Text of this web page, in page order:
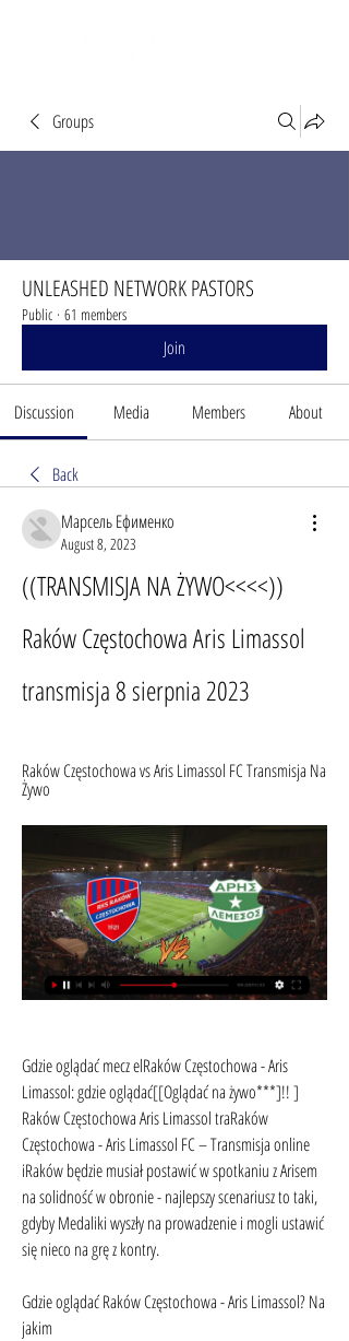
Groups
UNLEASHED NETWORK PASTORS
Public · 61 members
Join
Discussion Media Members About
Back
Марсель Ефименко
August 8, 2023
((TRANSMISJA NA ŻYWO<<<<))
Raków Częstochowa Aris Limassol
transmisja 8 sierpnia 2023
Raków Częstochowa vs Aris Limassol FC Transmisja Na
Żywo
Gdzie oglądać mecz elRaków Częstochowa - Aris
Limassol: gdzie oglądać[[Oglądać na żywo***]!! ]
Raków Częstochowa Aris Limassol traRaków
Częstochowa - Aris Limassol FC – Transmisja online
iRaków będzie musiał postawić w spotkaniu z Arisem
na solidność w obronie - najlepszy scenariusz to taki,
gdyby Medaliki wyszły na prowadzenie i mogli ustawić
się nieco na grę z kontry.
Gdzie oglądać Raków Częstochowa - Aris Limassol? Na
jakim